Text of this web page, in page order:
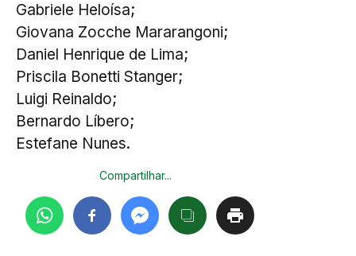
Gabriele Heloísa;
Giovana Zocche Mararangoni;
Daniel Henrique de Lima;
Priscila Bonetti Stanger;
Luigi Reinaldo;
Bernardo Líbero;
Estefane Nunes.
Compartilhar...